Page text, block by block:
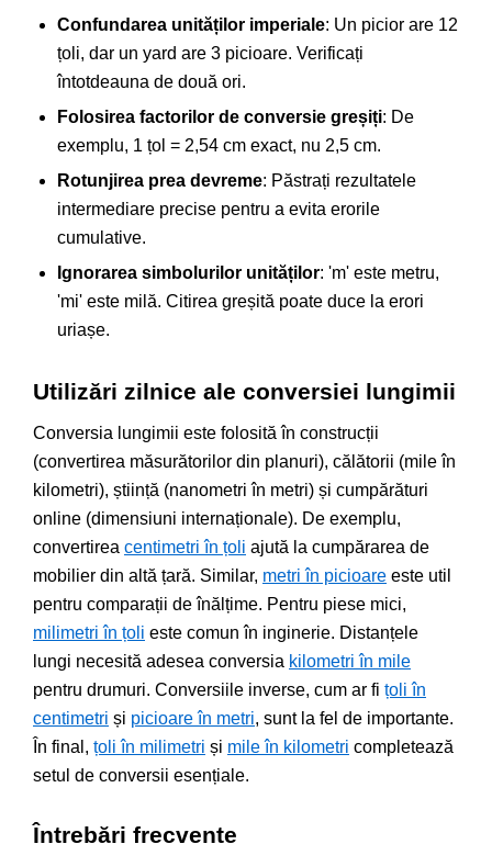
Confundarea unităților imperiale: Un picior are 12
țoli, dar un yard are 3 picioare. Verificați
întotdeauna de două ori.
Folosirea factorilor de conversie greșiți: De
exemplu, 1 țol = 2,54 cm exact, nu 2,5 cm.
Rotunjirea prea devreme: Păstrați rezultatele
intermediare precise pentru a evita erorile
cumulative.
Ignorarea simbolurilor unităților: 'm' este metru,
'mi' este milă. Citirea greșită poate duce la erori
uriașe.
Utilizări zilnice ale conversiei lungimii
Conversia lungimii este folosită în construcții
(convertirea măsurătorilor din planuri), călătorii (mile în
kilometri), știință (nanometri în metri) și cumpărături
online (dimensiuni internaționale). De exemplu,
convertirea centimetri în țoli ajută la cumpărarea de
mobilier din altă țară. Similar, metri în picioare este util
pentru comparații de înălțime. Pentru piese mici,
milimetri în țoli este comun în inginerie. Distanțele
lungi necesită adesea conversia kilometri în mile
pentru drumuri. Conversiile inverse, cum ar fi țoli în
centimetri și picioare în metri, sunt la fel de importante.
În final, țoli în milimetri și mile în kilometri completează
setul de conversii esențiale.
Întrebări frecvente